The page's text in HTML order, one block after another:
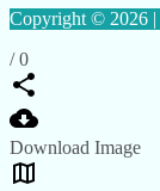
Copyright © 2026 |
/0
Download Image